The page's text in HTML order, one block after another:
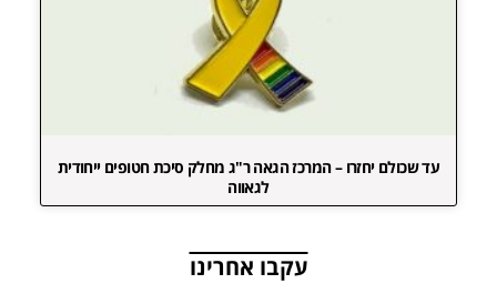
עד שכולם יחזרו – המרכז הגאה ר"ג מחלק סיכת חטופים ייחודית
לגאווה
עקבו אחרינו